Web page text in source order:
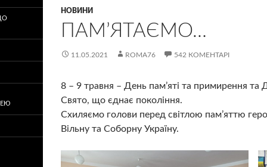
НОВИНИ
ПАМ’ЯТАЄМО…
11.05.2021 ROMA76 542 КОМЕНТАРІ
8 – 9 травня – День пам’яті та примирення та
Свято, що єднає покоління.
Схиляємо голови перед світлою пам’яттю
Вільну та Соборну Україну.